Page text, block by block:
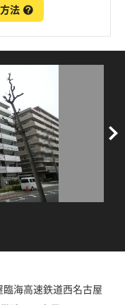
法
臨海高速鉄道西名古屋